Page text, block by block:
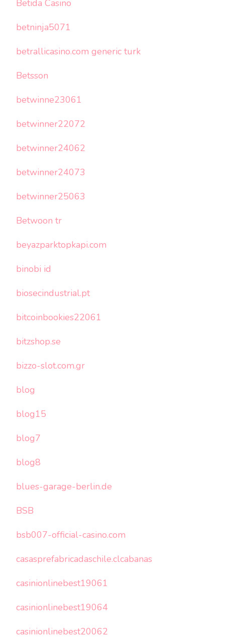
Betida Casino
betninja5071
betrallicasino.com generic turk
Betsson
betwinne23061
betwinner22072
betwinner24062
betwinner24073
betwinner25063
Betwoon tr
beyazparktopkapi.com
binobi id
biosecindustrial.pt
bitcoinbookies22061
bitzshop.se
bizzo-slot.com.gr
blog
blog15
blog7
blog8
blues-garage-berlin.de
BSB
bsb007-official-casino.com
casasprefabricadaschile.clcabanas
casinionlinebest19061
casinionlinebest19064
casinionlinebest20062